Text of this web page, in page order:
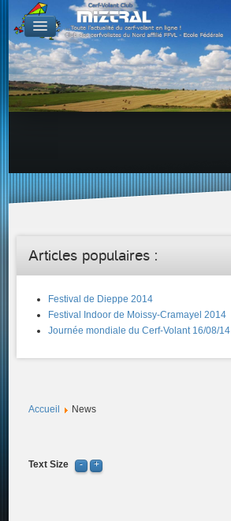
De par le monde
GALERIES
Galerie Photo
Galerie KAP
Galerie Vidéo
Proposer un lien sur votre site Web
Proposer un nouveau lien !
Articles populaires :
Festival de Dieppe 2014
Festival Indoor de Moissy-Cramayel 2014
Journée mondiale du Cerf-Volant 16/08/14
Accueil News
Text Size